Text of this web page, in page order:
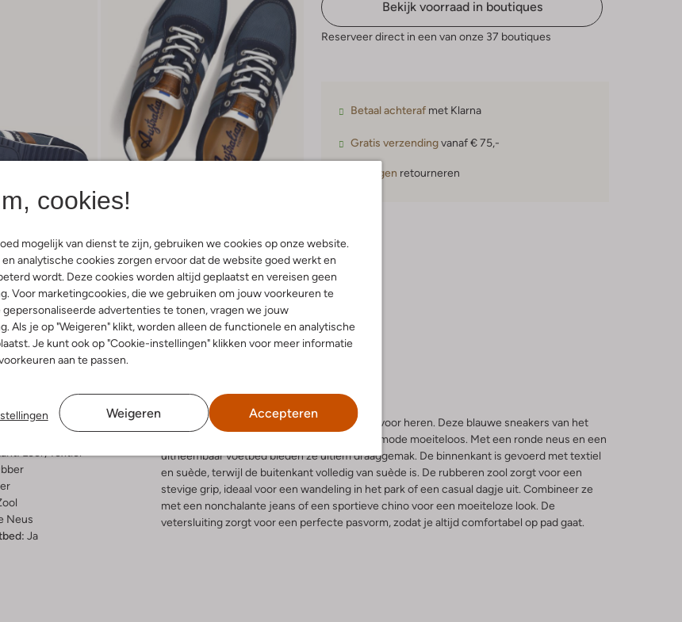
cookies!
mogelijk van dienst te zijn, gebruiken we cookies op onze website.
analytische cookies zorgen ervoor dat de website goed werkt en
wordt. Deze cookies worden altijd geplaatst en vereisen geen
Voor marketingcookies, die we gebruiken om jouw voorkeuren te
gepersonaliseerde advertenties te tonen, vragen we jouw
Als je op "Weigeren" klikt, worden alleen de functionele en analytische
Je kunt ook op "Cookie-instellingen" klikken voor meer informatie
aan te passen.
Weigeren Accepteren
Bekijk voorraad in boutiques
Reserveer direct in een van onze 37 boutiques
Betaal achteraf met Klarna
Gratis verzendingvanaf € 75,-
30 dagen retourneren
& retourneren
& Pasvorm
Neus
Ja
Ontdek de stijlvolle CAMARO lage sneakers voor heren. Deze blauwe sneakers van het
merk AUSTRALIAN combineren comfort en mode moeiteloos. Met een ronde neus en een
uitneembaar voetbed bieden ze ultiem draaggemak. De binnenkant is gevoerd met textiel
en suède, terwijl de buitenkant volledig van suède is. De rubberen zool zorgt voor een
stevige grip, ideaal voor een wandeling in het park of een casual dagje uit. Combineer ze
met een nonchalante jeans of een sportieve chino voor een moeiteloze look. De
vetersluiting zorgt voor een perfecte pasvorm, zodat je altijd comfortabel op pad gaat.